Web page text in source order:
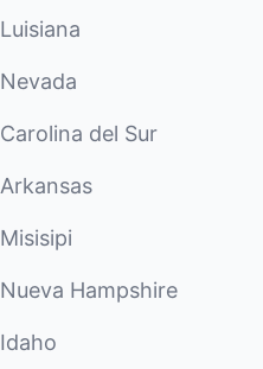
Luisiana
Nevada
Carolina del Sur
Arkansas
Misisipi
Nueva Hampshire
Idaho